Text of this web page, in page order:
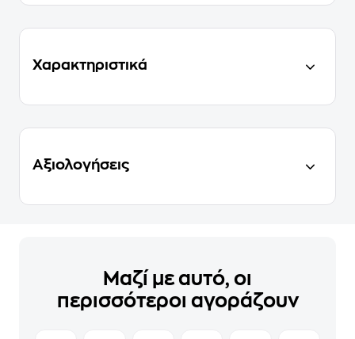
Χαρακτηριστικά
Αξιολογήσεις
Μαζί με αυτό, οι
περισσότεροι αγοράζουν